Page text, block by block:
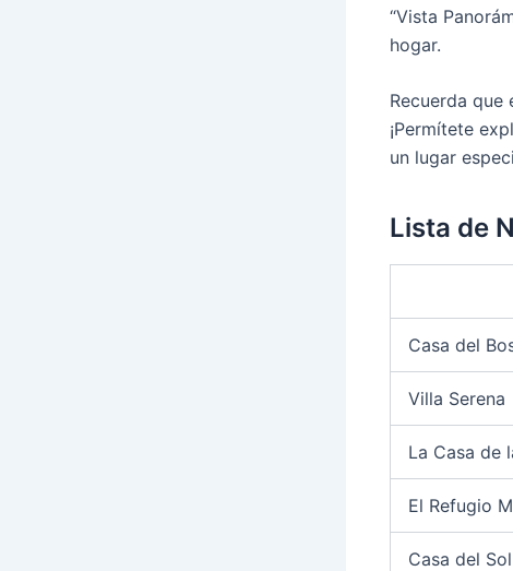
“Vista
hogar.
Recuerda
¡Permítete
un lugar
Lista de
Casa del
Villa Serena
La Casa de
El Refugio
Casa del Sol